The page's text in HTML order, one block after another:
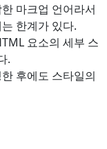
마크업 언어라서
한계가 있다.
요소의 세부 스
.
후에도 스타일의